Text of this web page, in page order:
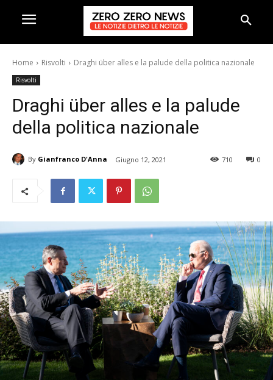
Home Risvolti Draghi über alles e la palude della politica nazionale
Risvolti
Draghi über alles e la palude
della politica nazionale
By Gianfranco D'Anna Giugno 12, 2021 0
710